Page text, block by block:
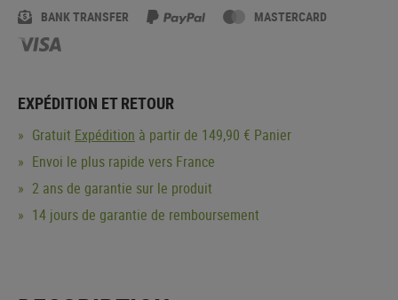
BANK TRANSFER MASTERCARD
EXPÉDITION ET RETOUR
Gratuit Expédition à partir de 149,90 € Panier
Envoi le plus rapide vers France
2 ans de garantie sur le produit
14 jours de garantie de remboursement